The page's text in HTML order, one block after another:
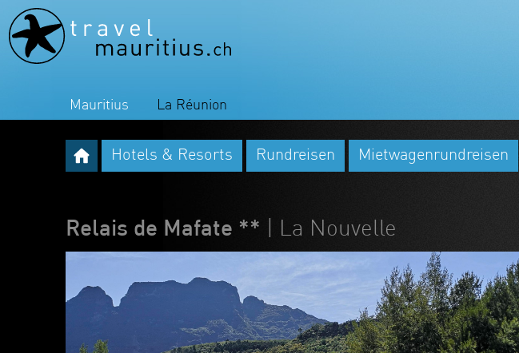
Mauritius La Réunion
Hotels & Resorts Rundreisen Mietwagenrundreisen
Relais de Mafate ** | La Nouvelle